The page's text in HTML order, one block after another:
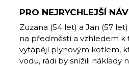
PRO NEJRYCHLEJŠÍ
Zuzana (54 let) a Jan (57
na předměstí a vzhledem k
vytápějí plynovým kotlem,
vodu, rádi by snížili náklady